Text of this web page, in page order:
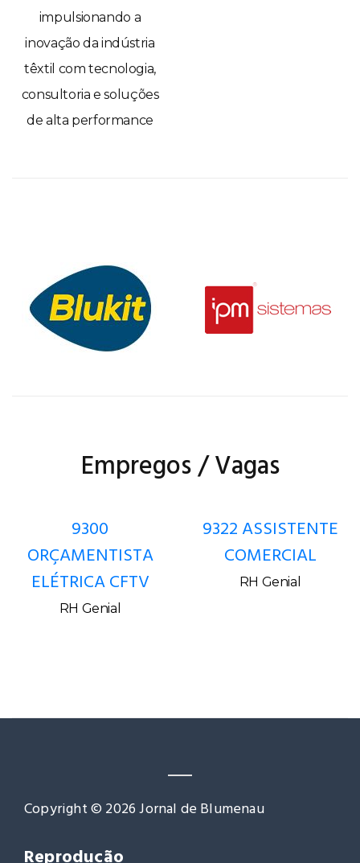
impulsionando a
inovação da indústria
têxtil com tecnologia,
consultoria e soluções
de alta performance
Empregos / Vagas
9300
ORÇAMENTISTA
ELÉTRICA CFTV
RH Genial
9322 ASSISTENTE
COMERCIAL
RH Genial
Copyright © 2026 Jornal de Blumenau
Reprodução